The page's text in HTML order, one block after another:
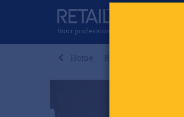
Voor professionals in retail & brands
Home Recent